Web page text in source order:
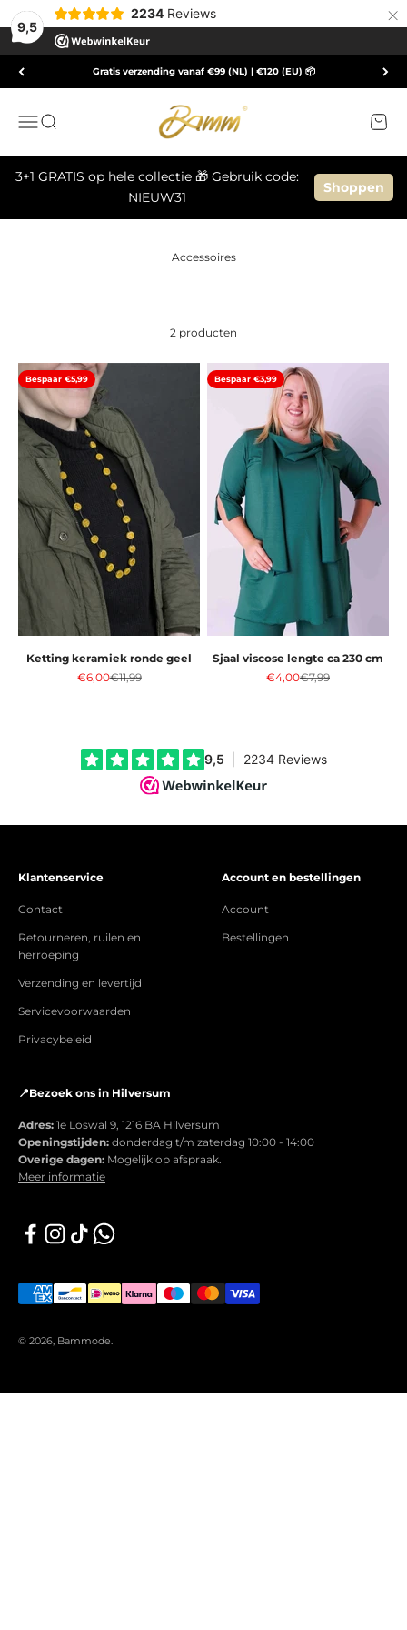
9,5
2234 Reviews ×
Gratis verzending vanaf €99 (NL) | €120 (EU) 📦
MenuZoeken
Bammode
3+1 GRATIS op hele collectie 🎁 Gebruik code:
NIEUW31
Shoppen
2 producten
Bespaar €5,99
Ketting keramiek ronde geel
Aanbiedingsprijs
€6,00Normale prijs
€11,99
Bespaar €3,99
Sjaal viscose lengte ca 230 cm
Aanbiedingsprijs
€4,00Normale prijs
€7,99
Klantenservice
Contact
Retourneren, ruilen en
herroeping
Verzending en levertijd
Servicevoorwaarden
Privacybeleid
Account en bestellingen
Account
Bestellingen
📍Bezoek ons in Hilversum
Adres: 1e Loswal 9, 1216 BA Hilversum
Openingstijden: donderdag t/m zaterdag 10:00 - 14:00
Overige dagen: Mogelijk op afspraak.
Meer informatie
© 2026, Bammode.